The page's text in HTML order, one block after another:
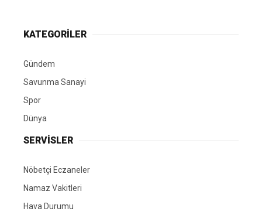
KATEGORİLER
Gündem
Savunma Sanayi
Spor
Dünya
SERVİSLER
Nöbetçi Eczaneler
Namaz Vakitleri
Hava Durumu